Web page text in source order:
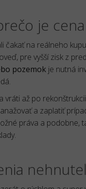
je
čakať na reálneho
pre vyšší zisk z
pozemokje nutná
vráti až po
a zaplatiť
práva a podobne,